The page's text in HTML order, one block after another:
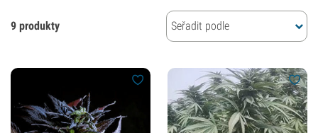
9 produkty Seřadit podle